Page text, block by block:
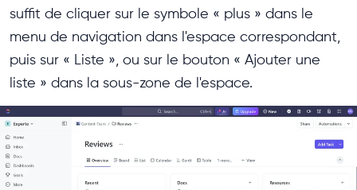
suffit de cliquer sur le symbole « plus » dans le
menu de navigation dans l'espace correspondant,
puis sur « Liste », ou sur le bouton « Ajouter une
liste » dans la sous-zone de l'espace.